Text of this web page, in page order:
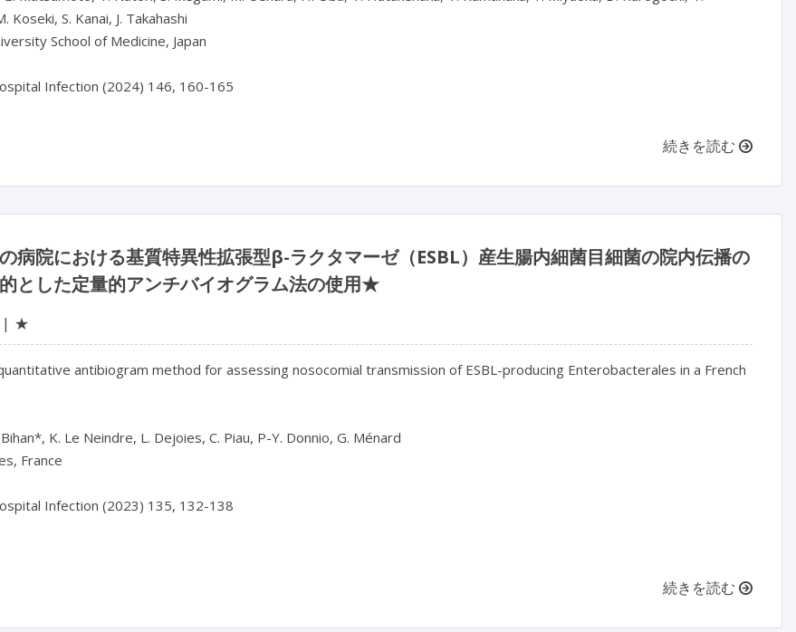
Koseki, S. Kanai, J. Takahashi
School of Medicine, Japan
Infection (2024) 146, 160-165
続きを読む
病院における基質特異性拡張型β-ラクタマーゼ（ESBL）産生腸内細菌目細菌の院内伝播の
とした定量的アンチバイオグラム法の使用★
★
antibiogram method for assessing nosocomial transmission of ESBL-producing Enterobacterales in a French
K. Le Neindre, L. Dejoies, C. Piau, P-Y. Donnio, G. Ménard
France
Infection (2023) 135, 132-138
続きを読む